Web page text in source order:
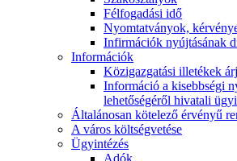
Félfogadási idő
Nyomtatványok,
Infirmációk nyújtásának
Információk
Közigazgatási illetékek
Információ a kisebbségi
lehetőségéről hivatali
Általánosan kötelező érvényű
A város költségvetése
Ügyintézés
Adók